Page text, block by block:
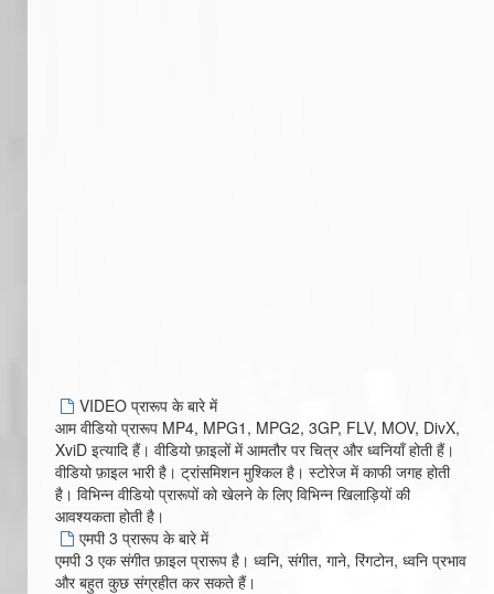
VIDEO प्रारूप के बारे में
आम वीडियो प्रारूप MP4, MPG1, MPG2, 3GP, FLV, MOV, DivX,
XviD इत्यादि हैं। वीडियो फ़ाइलों में आमतौर पर चित्र और ध्वनियाँ होती हैं।
वीडियो फ़ाइल भारी है। ट्रांसमिशन मुश्किल है। स्टोरेज में काफी जगह होती
है। विभिन्न वीडियो प्रारूपों को खेलने के लिए विभिन्न खिलाड़ियों की
आवश्यकता होती है।
एमपी 3 प्रारूप के बारे में
एमपी 3 एक संगीत फ़ाइल प्रारूप है। ध्वनि, संगीत, गाने, रिंगटोन, ध्वनि प्रभाव
और बहुत कुछ संग्रहीत कर सकते हैं।